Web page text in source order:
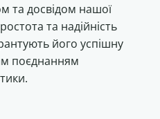
та досвідом нашої
та надійність
його успішну
поєднанням